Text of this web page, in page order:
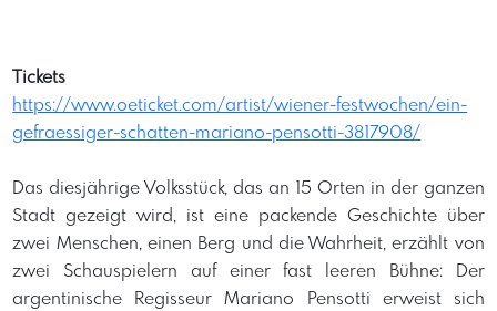
Tickets
https://www.oeticket.com/artist/wiener-festwochen/ein-
gefraessiger-schatten-mariano-pensotti-3817908/
Das diesjährige Volksstück, das an 15 Orten in der ganzen
Stadt gezeigt wird, ist eine packende Geschichte über
zwei Menschen, einen Berg und die Wahrheit, erzählt von
zwei Schauspielern auf einer fast leeren Bühne: Der
argentinische Regisseur Mariano Pensotti erweist sich